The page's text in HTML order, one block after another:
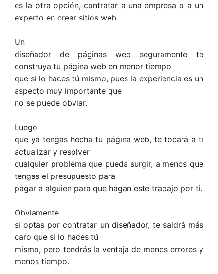
es la otra opción, contratar a una empresa o a un
experto en crear sitios web.
Un
diseñador de páginas web seguramente te
construya tu página web en menor tiempo
que si lo haces tú mismo, pues la experiencia es un
aspecto muy importante que
no se puede obviar.
Luego
que ya tengas hecha tu página web, te tocará a ti
actualizar y resolver
cualquier problema que pueda surgir, a menos que
tengas el presupuesto para
pagar a alguien para que hagan este trabajo por ti.
Obviamente
si optas por contratar un diseñador, te saldrá más
caro que si lo haces tú
mismo, pero tendrás la ventaja de menos errores y
menos tiempo.